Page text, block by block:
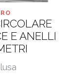
E ANELLI